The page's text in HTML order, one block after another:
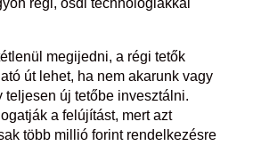
régi, ósdi technológiákkal
megijedni, a régi tetők
út lehet, ha nem akarunk vagy
teljesen új tetőbe invesztálni.
a felújítást, mert azt
több millió forint rendelkezésre